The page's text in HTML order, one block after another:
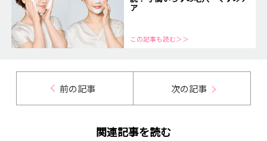
ア
この記事も読む＞＞
前の記事 次の記事
関連記事を読む